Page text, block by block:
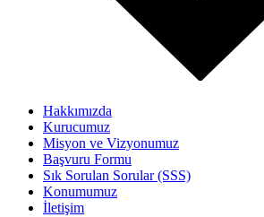
Hakkımızda
Kurucumuz
Misyon ve Vizyonumuz
Başvuru Formu
Sık Sorulan Sorular (SSS)
Konumumuz
İletişim